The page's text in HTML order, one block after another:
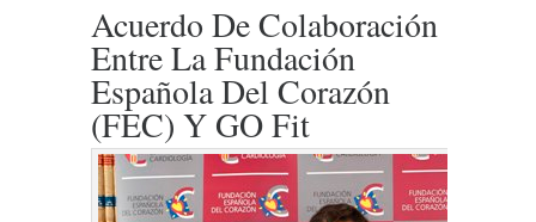
Acuerdo De Colaboración
Entre La Fundación
Española Del Corazón
(FEC) Y GO Fit